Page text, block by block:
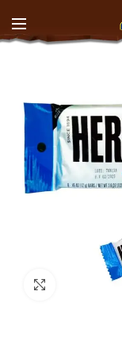
Click to enlarge